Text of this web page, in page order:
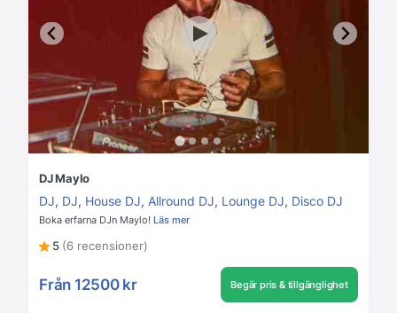
DJ Maylo
DJ, DJ, House DJ, Allround DJ, Lounge DJ, Disco DJ
Boka erfarna DJn Maylo! Läs mer
5 (6 recensioner)
Från 12500 kr Begär pris & tillgänglighet